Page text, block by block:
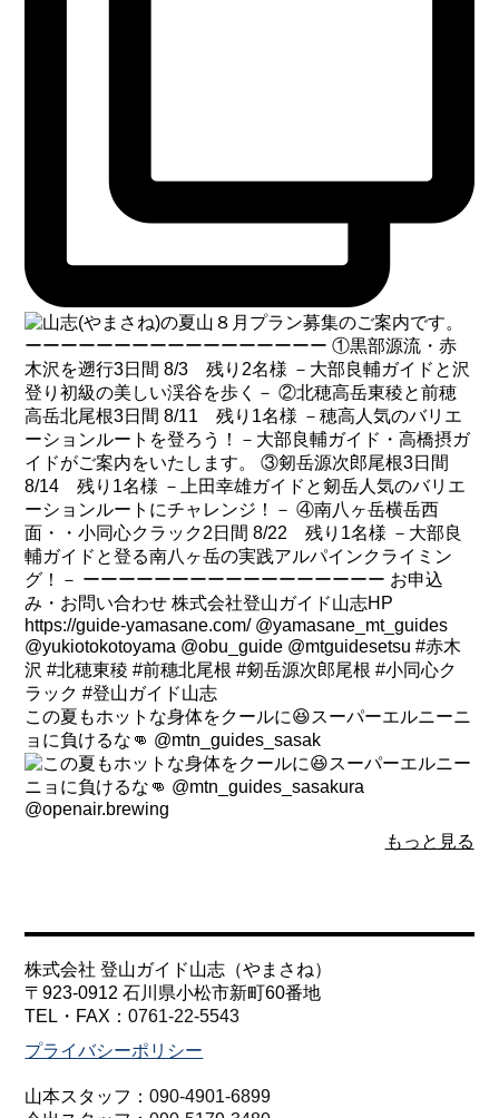
この夏もホットな身体をクールに😆スーパーエルニーニ
ョに負けるな👊 @mtn_guides_sasak
もっと見る
株式会社 登山ガイド山志（やまさね）
〒923-0912 石川県小松市新町60番地
TEL・FAX：0761-22-5543
プライバシーポリシー
山本スタッフ：090-4901-6899